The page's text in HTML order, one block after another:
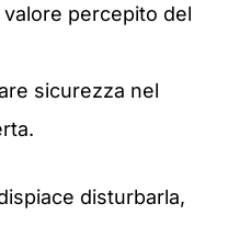
valore percepito del
sicurezza nel
disturbarla,